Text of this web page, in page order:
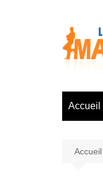
Accueil
Accueil